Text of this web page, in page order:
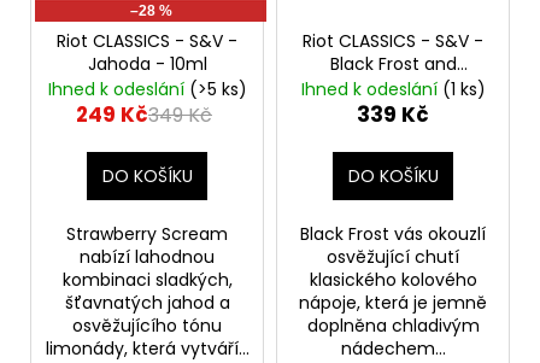
–28 %
Riot CLASSICS - S&V -
Jahoda - 10ml
Ihned k odeslání (>5 ks)
249 Kč349 Kč
DO KOŠÍKU
Strawberry Scream
nabízí lahodnou
kombinaci sladkých,
šťavnatých jahod a
osvěžujícího tónu
limonády, která vytváří...
Riot CLASSICS - S&V -
Black Frost and
Menthol - 10ml
Ihned k odeslání (1 ks)
339 Kč
DO KOŠÍKU
Black Frost vás okouzlí
osvěžující chutí
klasického kolového
nápoje, která je jemně
doplněna chladivým
nádechem...